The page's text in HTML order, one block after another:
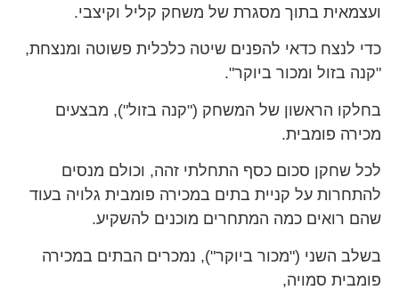
ועצמאית בתוך מסגרת של משחק קליל וקיצבי.
כדי לנצח כדאי להפנים שיטה כלכלית פשוטה ומנצחת,
"קנה בזול ומכור ביוקר".
בחלקו הראשון של המשחק ("קנה בזול"), מבצעים
מכירה פומבית.
לכל שחקן סכום כסף התחלתי זהה, וכולם מנסים
להתחרות על קניית בתים במכירה פומבית גלויה בעוד
שהם רואים כמה המתחרים מוכנים להשקיע.
בשלב השני ("מכור ביוקר"), נמכרים הבתים במכירה
פומבית סמויה,